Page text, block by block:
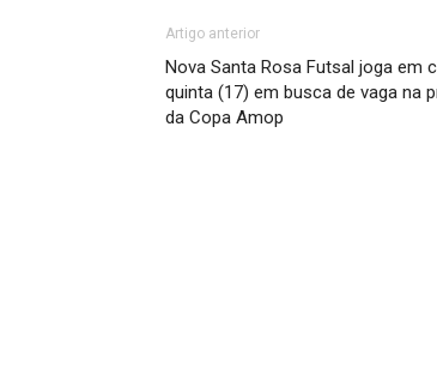
Artigo anterior
Nova Santa Rosa Futsal joga em
quinta (17) em busca de vaga na
da Copa Amop